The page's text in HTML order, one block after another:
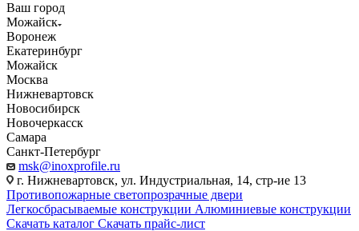
Ваш город
Можайск
Воронеж
Екатеринбург
Можайск
Москва
Нижневартовск
Новосибирск
Новочеркасск
Самара
Санкт-Петербург
msk@inoxprofile.ru
г. Нижневартовск, ул. Индустриальная, 14, стр-ие 13
Противопожарные светопрозрачные двери
Легкосбрасываемые конструкции Алюминиевые конструкции
Скачать каталог Скачать прайс-лист